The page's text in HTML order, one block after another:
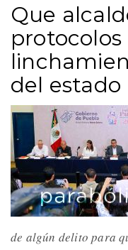
Que
del estado
de algún delito para